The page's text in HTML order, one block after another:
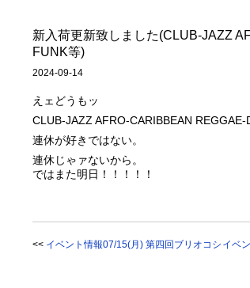
新入荷更新致しました(CLUB-JAZZ
FUNK等)
2024-09-14
えェどうもッ
CLUB-JAZZ AFRO-CARIBBEAN
連休が好きではない。
連休じゃァないから。
ではまた明日！！！！！
<< イベント情報07/15(月) 第四回ブリオコシ イベ